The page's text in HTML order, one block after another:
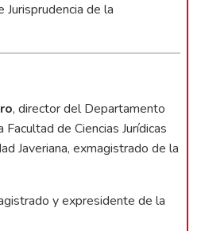
Jurisprudencia de la
, director del Departamento
de Ciencias Jurídicas
Javeriana, exmagistrado de la
y expresidente de la